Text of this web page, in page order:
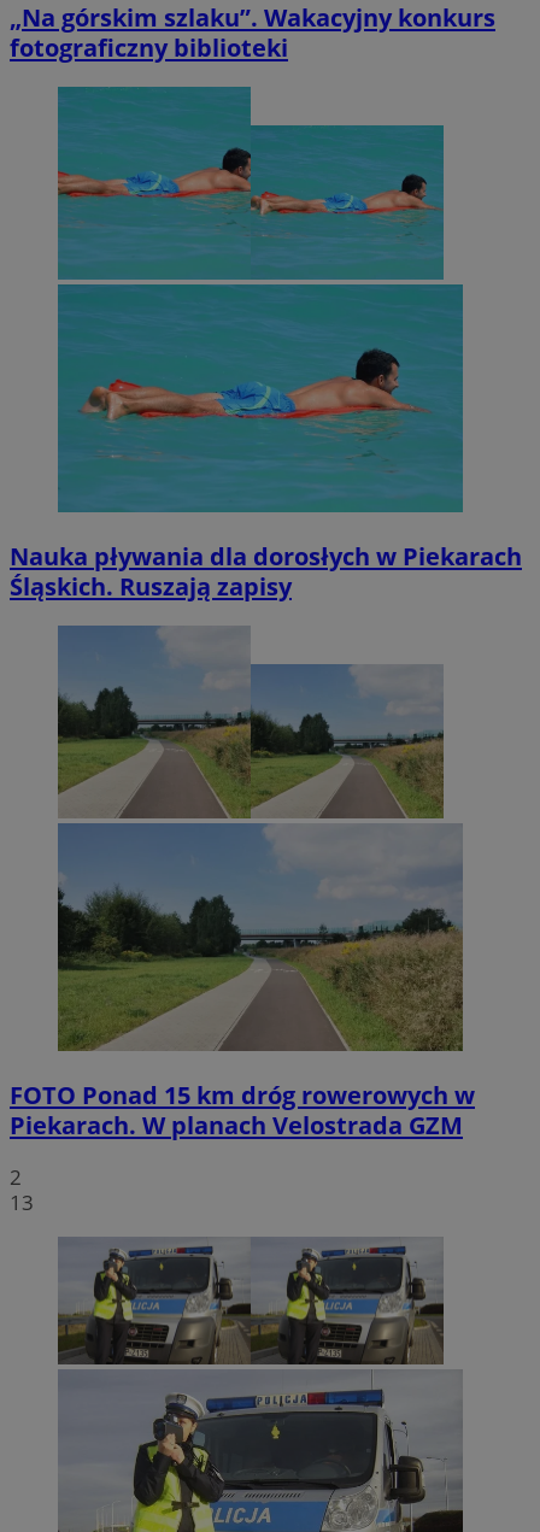
„Na górskim szlaku”. Wakacyjny konkurs
fotograficzny biblioteki
Nauka pływania dla dorosłych w Piekarach
Śląskich. Ruszają zapisy
FOTO Ponad 15 km dróg rowerowych w
Piekarach. W planach Velostrada GZM
2
13